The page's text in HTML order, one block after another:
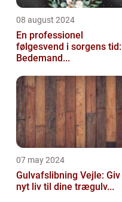
08 august 2024
En professionel
følgesvend i sorgens tid:
Bedemand...
07 may 2024
Gulvafslibning Vejle: Giv
nyt liv til dine trægulv...